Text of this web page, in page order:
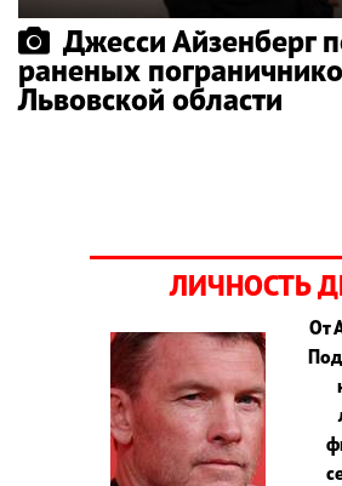
Джесси Айзенберг
раненых
Львовской области
ЛИЧНОСТЬ
От